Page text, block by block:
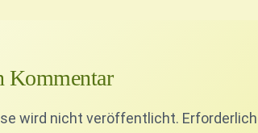
Kommentar
wird nicht veröffentlicht.